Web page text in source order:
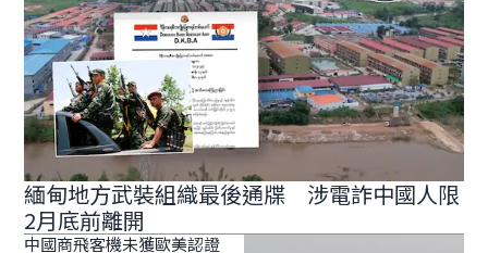
緬甸地方武裝組織最後通牒 涉電詐中國人限
2月底前離開
中國商飛客機未獲歐美認證